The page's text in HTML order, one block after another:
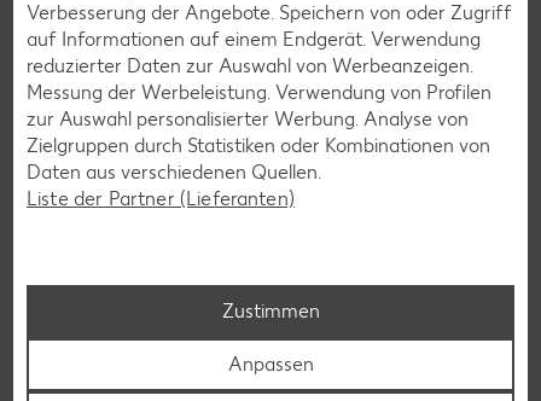
Verbesserung der Angebote. Speichern von oder Zugriff
auf Informationen auf einem Endgerät. Verwendung
reduzierter Daten zur Auswahl von Werbeanzeigen.
Messung der Werbeleistung. Verwendung von Profilen
zur Auswahl personalisierter Werbung. Analyse von
Zielgruppen durch Statistiken oder Kombinationen von
Daten aus verschiedenen Quellen.
Liste der Partner (Lieferanten)
Zustimmen
Anpassen